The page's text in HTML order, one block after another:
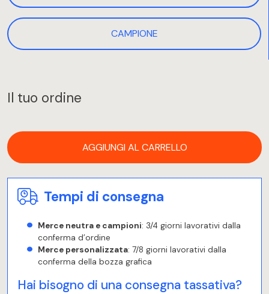
CAMPIONE
Il tuo ordine
AGGIUNGI AL CARRELLO
Tempi di consegna
Merce neutra e campioni: 3/4 giorni lavorativi dalla
conferma d’ordine
Merce personalizzata: 7/8 giorni lavorativi dalla
conferma della bozza grafica
Hai bisogno di una consegna tassativa?